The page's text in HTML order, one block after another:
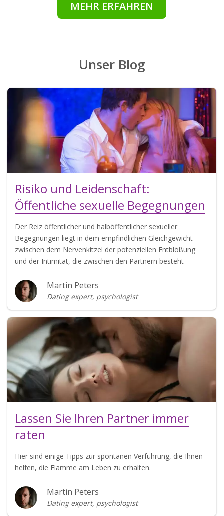
MEHR ERFAHREN
Unser Blog
Risiko und Leidenschaft:
Öffentliche sexuelle Begegnungen
Der Reiz öffentlicher und halböffentlicher sexueller
Begegnungen liegt in dem empfindlichen Gleichgewicht
zwischen dem Nervenkitzel der potenziellen Entblößung
und der Intimität, die zwischen den Partnern besteht
Martin Peters
Dating expert, psychologist
Lassen Sie Ihren Partner immer
raten
Hier sind einige Tipps zur spontanen Verführung, die Ihnen
helfen, die Flamme am Leben zu erhalten.
Martin Peters
Dating expert, psychologist